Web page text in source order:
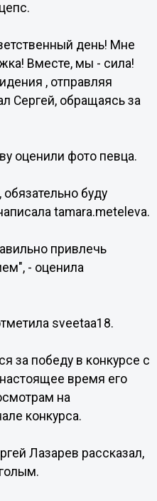
день! Мне
Вместе, мы - сила!
, отправляя
Сергей, обращаясь за
оценили фото певца.
буду
tamara.meteleva.
привлечь
- оценила
sveetaa18.
за победу в конкурсе с
время его
на
конкурса.
Лазарев рассказал,